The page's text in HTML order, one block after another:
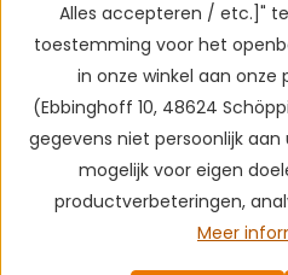
Alles accepteren / etc.]"
toestemming voor het
in onze winkel aan onze
(Ebbinghoff 10, 48624
gegevens niet persoonlijk
mogelijk voor eigen
productverbeteringen,
Meer